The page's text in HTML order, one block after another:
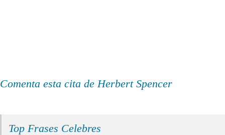
Comenta esta cita de Herbert Spencer
Top Frases Celebres